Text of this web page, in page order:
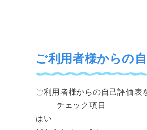
ご利用者様からの
ご利用者様からの自己評価表
チェック項目
はい